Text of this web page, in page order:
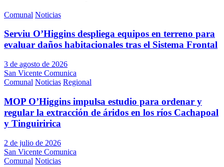
Comunal Noticias
Serviu O’Higgins despliega equipos en terreno para
evaluar daños habitacionales tras el Sistema Frontal
3 de agosto de 2026
San Vicente Comunica
Comunal Noticias Regional
MOP O’Higgins impulsa estudio para ordenar y
regular la extracción de áridos en los ríos Cachapoal
y Tinguiririca
2 de julio de 2026
San Vicente Comunica
Comunal Noticias